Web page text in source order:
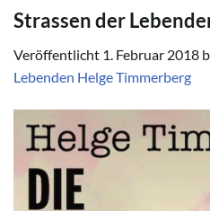
Strassen der
Veröffentlicht 1. Februar 2018
Lebenden Helge Timmerberg